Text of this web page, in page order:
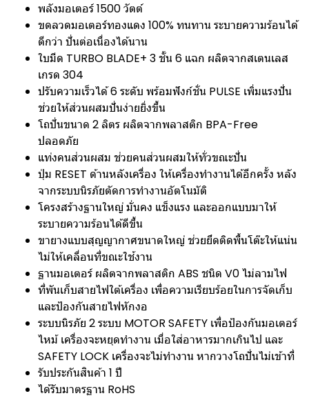
พลังมอเตอร์ 1500 วัตต์
ขดลวดมอเตอร์ทองแดง 100% ทนทาน ระบายความร้อนได้
ดีกว่า ปั่นต่อเนื่องได้นาน
ใบมีด TURBO BLADE+ 3 ชั้น 6 แฉก ผลิตจากสเตนเลส
เกรด 304
ปรับความเร็วได้ 6 ระดับ พร้อมฟังก์ชั่น PULSE เพิ่มแรงปั่น
ช่วยให้ส่วนผสมปั่นง่ายยิ่งขึ้น
โถปั่นขนาด 2 ลิตร ผลิตจากพลาสติก BPA-Free
ปลอดภัย
แท่งคนส่วนผสม ช่วยคนส่วนผสมให้ทั่วขณะปั่น
ปุ่ม RESET ด้านหลังเครื่อง ให้เครื่องทำงานได้อีกครั้ง หลัง
จากระบบนิรภัยตัดการทำงานอัตโนมัติ
โครงสร้างฐานใหญ่ มั่นคง แข็งแรง และออกแบบมาให้
ระบายความร้อนได้ดีขึ้น
ขายางแบบสุญญากาศขนาดใหญ่ ช่วยยึดติดพื้นโต๊ะให้แน่น
ไม่ให้เคลื่อนที่ขณะใช้งาน
ฐานมอเตอร์ ผลิตจากพลาสติก ABS ชนิด V0 ไม่ลามไฟ
ที่พันเก็บสายไฟใต้เครื่อง เพื่อความเรียบร้อยในการจัดเก็บ
และป้องกันสายไฟหักงอ
ระบบนิรภัย 2 ระบบ MOTOR SAFETY เพื่อป้องกันมอเตอร์
ไหม้ เครื่องจะหยุดทำงาน เมื่อใส่อาหารมากเกินไป และ
SAFETY LOCK เครื่องจะไม่ทำงาน หากวางโถปั่นไม่เข้าที่
รับประกันสินค้า 1 ปี
ได้รับมาตรฐาน RoHS